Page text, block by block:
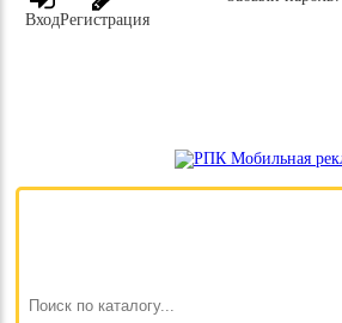
ВходРегистрация